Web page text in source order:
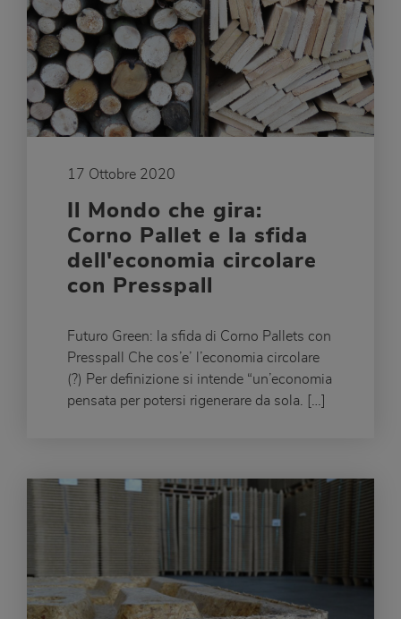
17 Ottobre 2020
Il Mondo che gira:
Corno Pallet e la sfida
dell'economia circolare
con Presspall
Futuro Green: la sfida di Corno Pallets con
Presspall Che cos’e’ l’economia circolare
(?) Per definizione si intende “un’economia
pensata per potersi rigenerare da sola. […]